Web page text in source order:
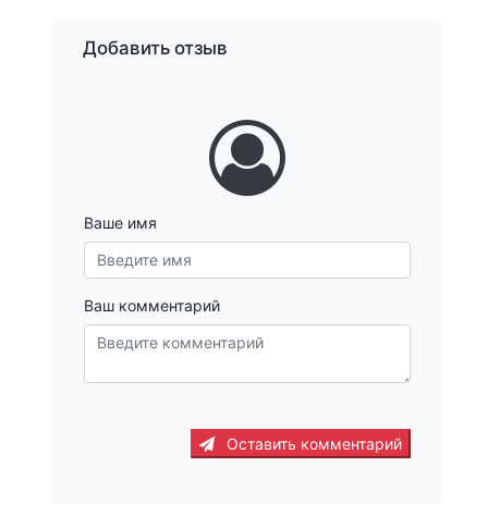
Добавить отзыв
Ваше имя
Ваш комментарий
Оставить комментарий